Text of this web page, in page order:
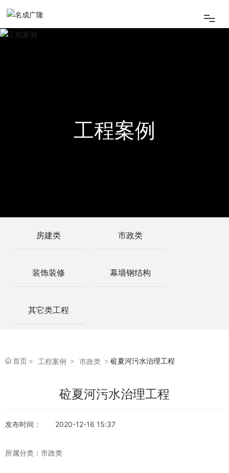
联系我们
工程案例
房建类 市政类
装饰装修 幕墙钢结构
其它类工程
首页 工程案例 市政类 砬夏河污水治理工程
砬夏河污水治理工程
发布时间： 2020-12-16 15:37
所属分类： 市政类